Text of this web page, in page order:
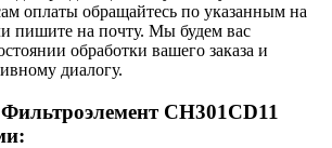
оплаты обращайтесь по указанным на
пишите на почту. Мы будем вас
обработки вашего заказа и
диалогу.
CH301CD11